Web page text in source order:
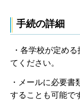
手続の詳細
・各学校が定め
てください。
・メールに必要
することも可能で